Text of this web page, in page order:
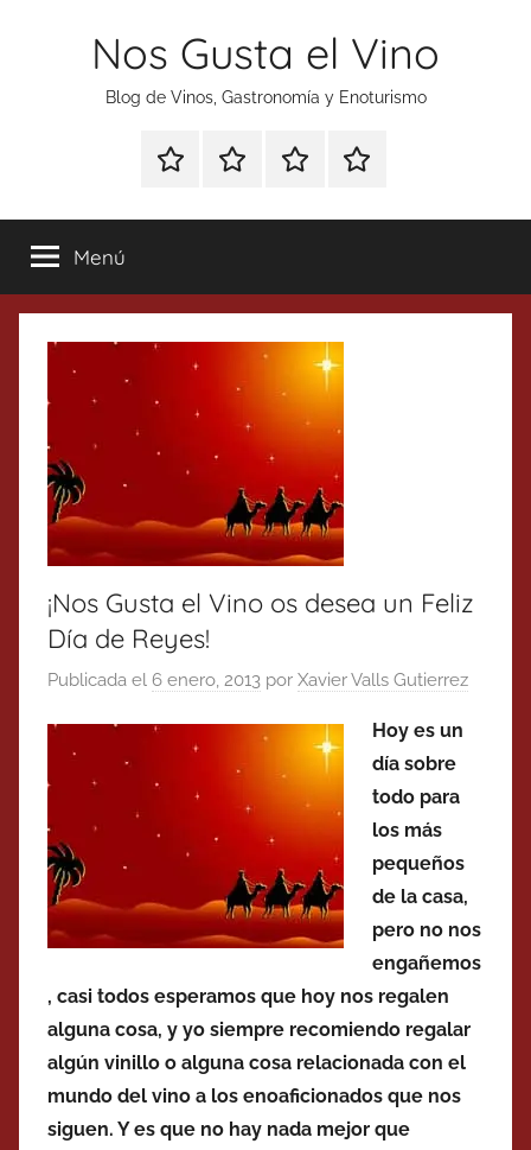
Nos Gusta el Vino
Blog de Vinos, Gastronomía y Enoturismo
Especial
Tonics
Enoturismo
Gastronomía
RankingContacto
Menú
¡Nos Gusta el Vino os desea un Feliz
Día de Reyes!
Publicada el 6 enero, 2013 por Xavier Valls Gutierrez
Hoy es un
día sobre
todo para
los más
pequeños
de la casa,
pero no nos
engañemos
, casi todos esperamos que hoy nos regalen
alguna cosa, y yo siempre recomiendo regalar
algún vinillo o alguna cosa relacionada con el
mundo del vino a los enoaficionados que nos
siguen. Y es que no hay nada mejor que